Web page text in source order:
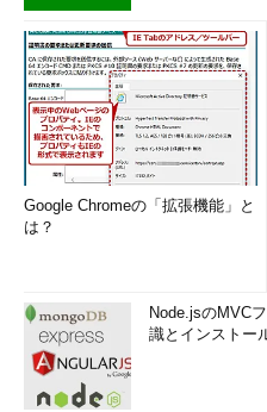
Google Chromeの「拡張機能」と
は？
Node.jsのMVC
識とインストー